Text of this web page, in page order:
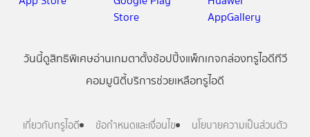
วันนี้ดูสิทธิพิเศษอ่านเกมตาตั้งช้อปปิ้งแพ็กเกจกล่องทรูไอดีทีวี
คอมมูนิตี้บริการช่วยเหลือทรูไอดี
เกี่ยวกับทรูไอดี ข้อกำหนดและเงื่อนไข
นโยบายความเป็นส่วนตัว